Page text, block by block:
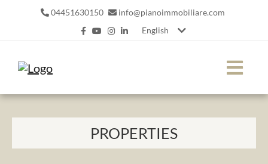
04451630150
info@pianoimmobiliare.com
English
PROPERTIES